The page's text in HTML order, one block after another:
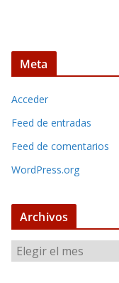
Meta
Acceder
Feed de entradas
Feed de comentarios
WordPress.org
Archivos
r